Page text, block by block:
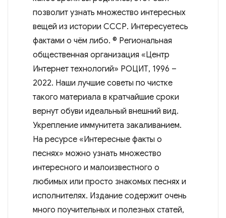
позволит узнать множество интересных
вещей из истории СССР. Интересуетесь
фактами о чём либо. © Региональная
общественная организация «Центр
Интернет технологий» РОЦИТ, 1996 –
2022. Наши лучшие советы по чистке
такого материала в кратчайшие сроки
вернут обуви идеальный внешний вид.
Укрепление иммунитета закаливанием.
На ресурсе «Интересные факты о
песнях» можно узнать множество
интересного и малоизвестного о
любимых или просто знакомых песнях и
исполнителях. Издание содержит очень
много поучительных и полезных статей,